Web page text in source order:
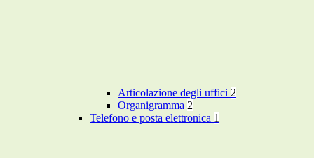
Articolazione degli uffici 2
Organigramma 2
Telefono e posta elettronica 1